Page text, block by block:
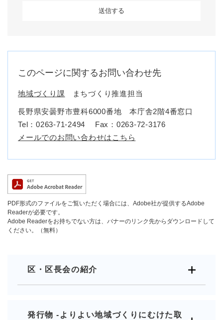
このページに関するお問い合わせ先
地域づくり課 まちづくり推進担当
長野県安曇野市豊科6000番地 本庁舎2階4番窓口
Tel：0263-71-2494
Fax：0263-72-3176
メールでのお問い合わせはこちら
PDF形式のファイルをご覧いただく場合には、Adobe社が提供するAdobe
Readerが必要です。
Adobe Readerをお持ちでない方は、バナーのリンク先からダウンロードして
ください。（無料）
区・区長会の紹介
発行物 -よりよい地域づくりにむけた取